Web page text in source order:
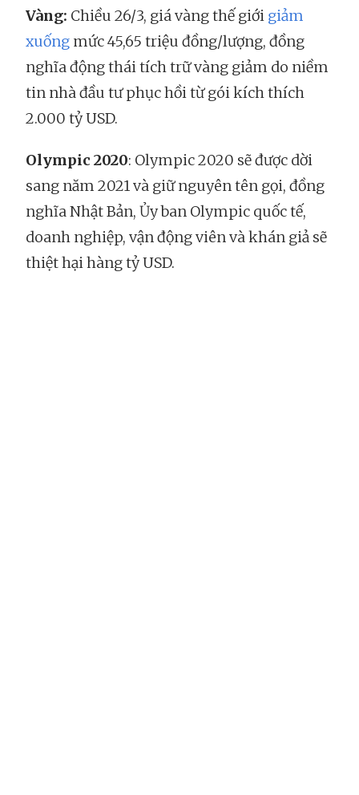
Vàng: Chiều 26/3, giá vàng thế giới giảm
xuống mức 45,65 triệu đồng/lượng, đồng
nghĩa động thái tích trữ vàng giảm do niềm
tin nhà đầu tư phục hồi từ gói kích thích
2.000 tỷ USD.
Olympic 2020: Olympic 2020 sẽ được dời
sang năm 2021 và giữ nguyên tên gọi, đồng
nghĩa Nhật Bản, Ủy ban Olympic quốc tế,
doanh nghiệp, vận động viên và khán giả sẽ
thiệt hại hàng tỷ USD.